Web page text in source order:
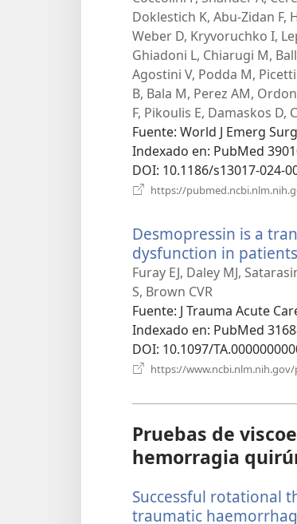
Doklestich K, Abu-Zidan F,
Weber D, Kryvoruchko I,
Ghiadoni L, Chiarugi M,
Agostini V, Podda M,
B, Bala M, Perez AM,
F, Pikoulis E, Damaskos D,
Fuente‎: World J Emerg
Indexado en‎: PubMed
DOI‎: 10.1186/s13017-024-
https://
Desmopressin is a
dysfunction in
Furay EJ, Daley MJ,
S, Brown CVR
Fuente‎: J Trauma Acute
Indexado en‎: PubMed
DOI‎: 10.1097/
https://
Pruebas de
hemorragia
Successful rotational
traumatic